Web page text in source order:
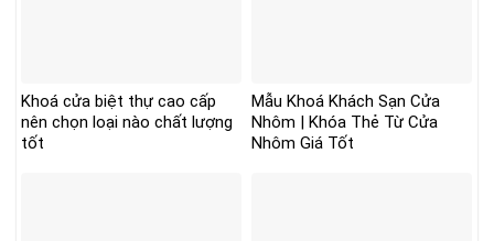
Khoá cửa biệt thự cao cấp
nên chọn loại nào chất lượng
tốt
Mẫu Khoá Khách Sạn Cửa
Nhôm | Khóa Thẻ Từ Cửa
Nhôm Giá Tốt